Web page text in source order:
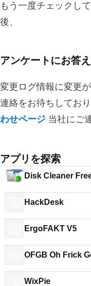
もう一度チェックし
後、
アンケートにお答
変更ログ情報に変更
連絡をお待ちしてお
わせページ 当社にご
アプリを探索
Disk Cleaner
HackDesk
ErgoFAKT V5
OFGB Oh Frick
WixPie